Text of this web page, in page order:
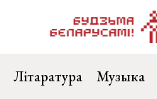
Літаратура Музыка